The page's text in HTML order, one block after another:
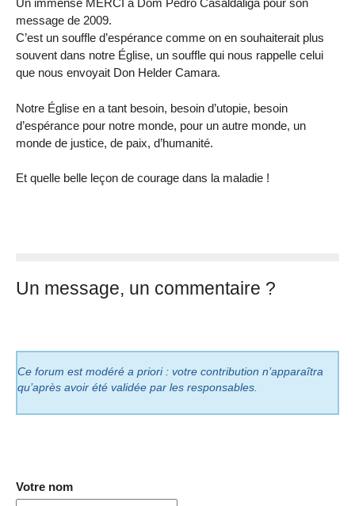
message de 2009.
C’est un souffle d’espérance comme on en souhaiterait plus
souvent dans notre Église, un souffle qui nous rappelle celui
que nous envoyait Don Helder Camara.
Notre Église en a tant besoin, besoin d’utopie, besoin
d’espérance pour notre monde, pour un autre monde, un
monde de justice, de paix, d’humanité.
Et quelle belle leçon de courage dans la maladie !
Un message, un commentaire ?
Ce forum est modéré a priori : votre contribution n’apparaîtra
qu’après avoir été validée par les responsables.
Votre nom